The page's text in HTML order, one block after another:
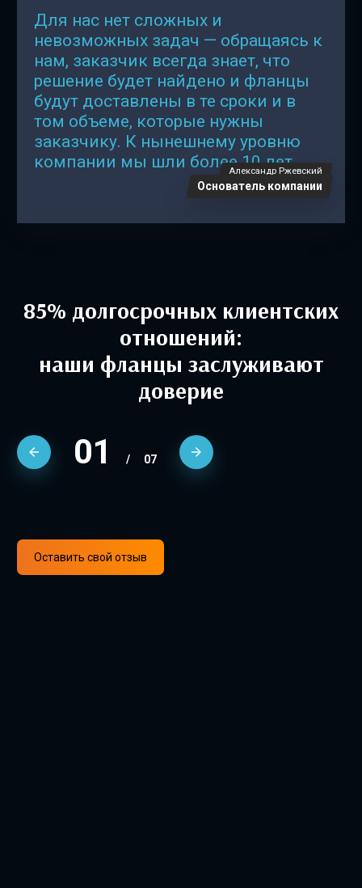
Для нас нет сложных и
невозможных задач — обращаясь к
нам, заказчик всегда знает, что
решение будет найдено и фланцы
будут доставлены в те сроки и в
том объеме, которые нужны
заказчику. К нынешнему уровню
компании мы шли более 10 лет.
Александр Ржевский
Основатель компании
85% долгосрочных клиентских
отношений:
наши фланцы заслуживают
доверие
01 / 07
Оставить свой отзыв